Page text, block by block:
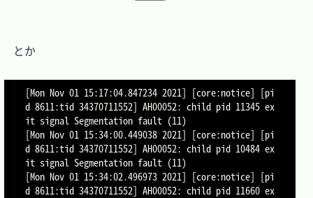
とか
[Mon Nov 01 15:17:04.847234 2021] [core:notice] [pi
d 8611:tid 34370711552] AH00052: child pid 11345 ex
it signal Segmentation fault (11)
[Mon Nov 01 15:34:00.449038 2021] [core:notice] [pi
d 8611:tid 34370711552] AH00052: child pid 10484 ex
it signal Segmentation fault (11)
[Mon Nov 01 15:34:02.496973 2021] [core:notice] [pi
d 8611:tid 34370711552] AH00052: child pid 11660 ex